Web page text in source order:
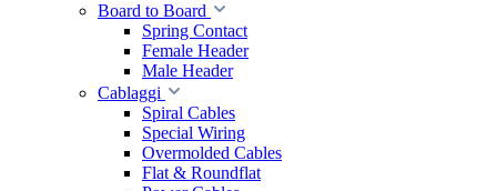
Board to Board
Spring Contact
Female Header
Male Header
Cablaggi
Spiral Cables
Special Wiring
Overmolded Cables
Flat & Roundflat